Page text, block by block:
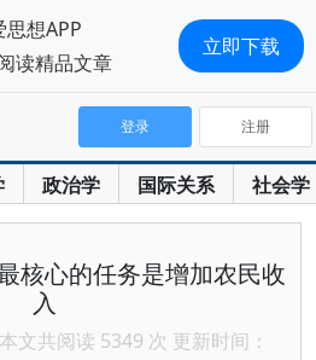
政治学 国际关系 社会学
登录 注册
核心的任务是增加农民收
入
文共阅读 5349 次 更新时间：
思想APP
读精品文章
立即下载